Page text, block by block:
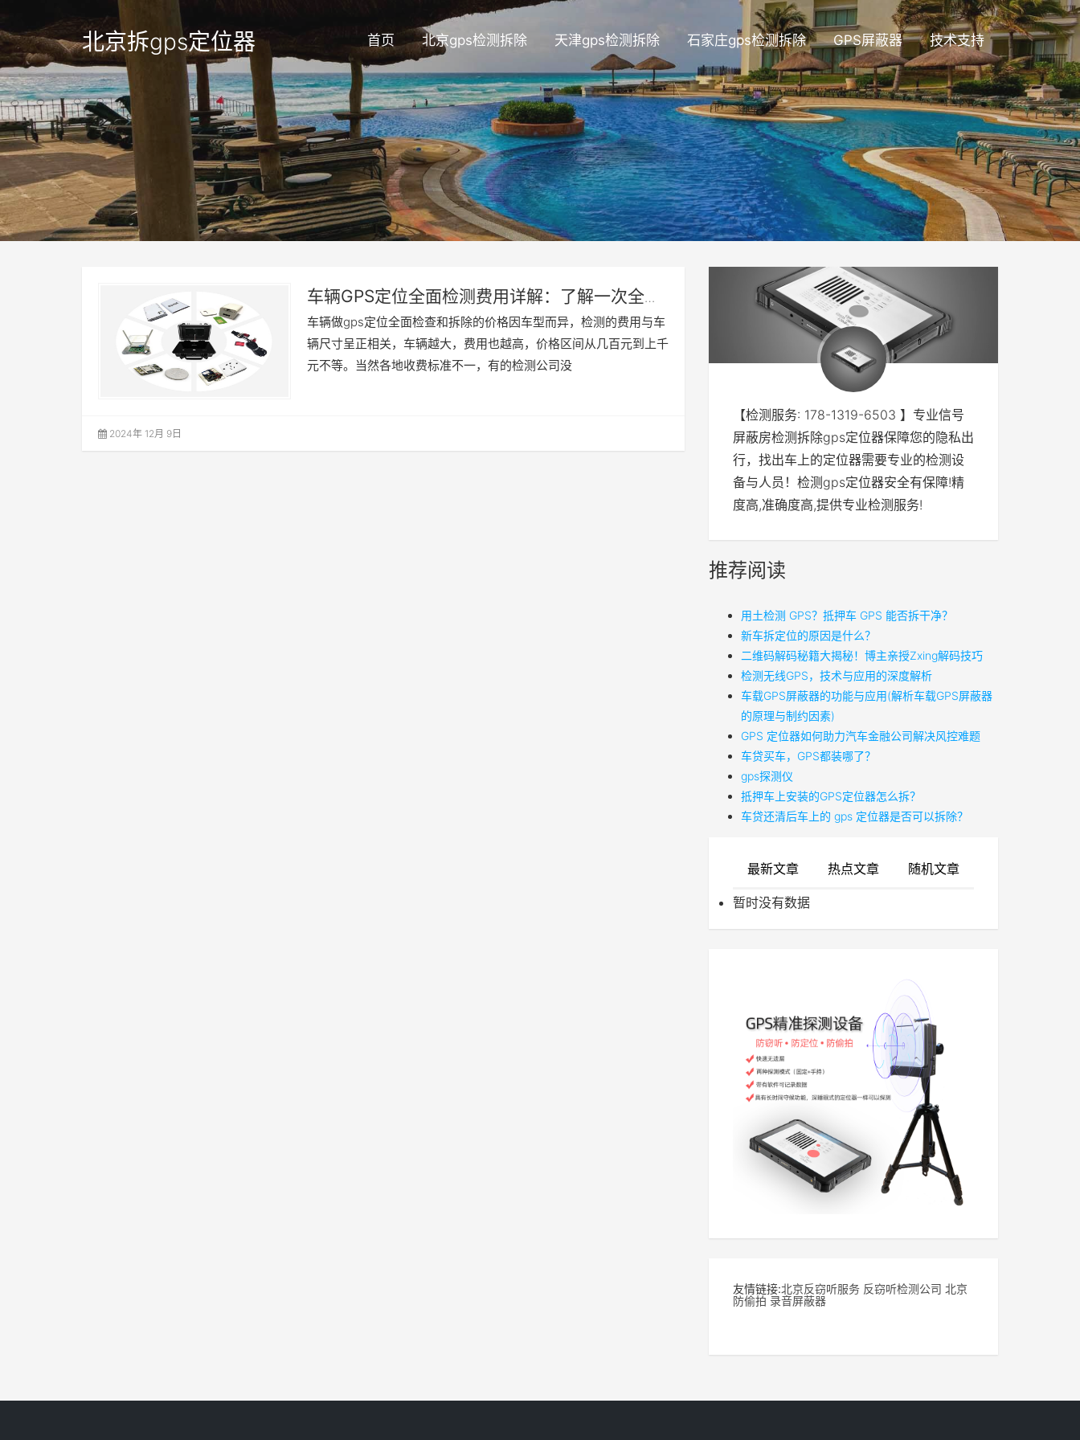
北京拆gps定位器 首页 北京gps检测拆除 天津gps检测拆除 石家庄gps检测拆除 GPS屏蔽器 技术支持
车辆GPS定位全面检测费用详解：了解一次全面
检测的具体花费
车辆做gps定位全面检查和拆除的价格因车型而异，检测的费用与车
辆尺寸呈正相关，车辆越大，费用也越高，价格区间从几百元到上千
元不等。当然各地收费标准不一，有的检测公司没
2024年 12月 9日
【检测服务: 178-1319-6503 】专业信号
屏蔽房检测拆除gps定位器保障您的隐私出
行，找出车上的定位器需要专业的检测设
备与人员！检测gps定位器安全有保障!精
度高,准确度高,提供专业检测服务!
推荐阅读
用土检测 GPS？抵押车 GPS 能否拆干净？
新车拆定位的原因是什么？
二维码解码秘籍大揭秘！博主亲授Zxing解码技巧
检测无线GPS，技术与应用的深度解析
车载GPS屏蔽器的功能与应用(解析车载GPS屏蔽器
的原理与制约因素)
GPS 定位器如何助力汽车金融公司解决风控难题
车贷买车，GPS都装哪了？
gps探测仪
抵押车上安装的GPS定位器怎么拆？
车贷还清后车上的 gps 定位器是否可以拆除？
最新文章 热点文章 随机文章
暂时没有数据
友情链接:北京反窃听服务 反窃听检测公司 北京
防偷拍 录音屏蔽器